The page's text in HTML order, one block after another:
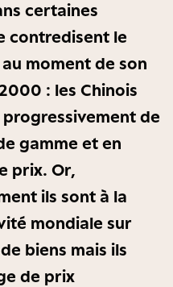
certaines
contredisent le
moment de son
: les Chinois
de
gamme et en
prix. Or,
ils sont à la
mondiale sur
biens mais ils
de prix